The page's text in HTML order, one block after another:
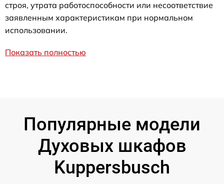
строя, утрата работоспособности или несоответствие
заявленным характеристикам при нормальном
использовании.
Показать полностью
Популярные модели
Духовых шкафов
Kuppersbusch